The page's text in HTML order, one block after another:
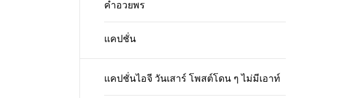
คำอวยพร
แคปชั่น
แคปชั่นไอจี วันเสาร์ โพสต์โดน ๆ ไม่มีเอาท์